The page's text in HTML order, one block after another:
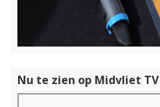
Nu te zien op Midvliet TV